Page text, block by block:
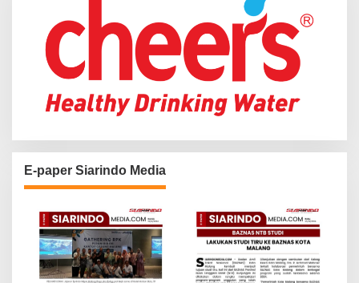
E-paper Siarindo Media